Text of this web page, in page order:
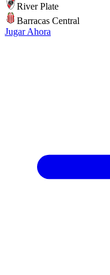
River Plate
Barracas Central
Jugar Ahora